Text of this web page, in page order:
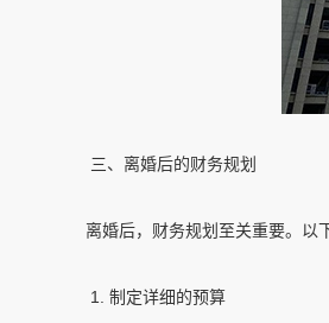
三、离婚后的财务规划
离婚后，财务规划至关重要。以
1. 制定详细的预算